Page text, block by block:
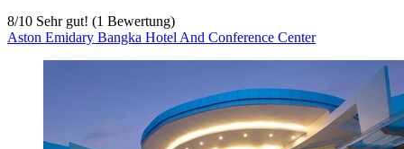
8/10 Sehr gut! (1 Bewertung)
Aston Emidary Bangka Hotel And Conference Center